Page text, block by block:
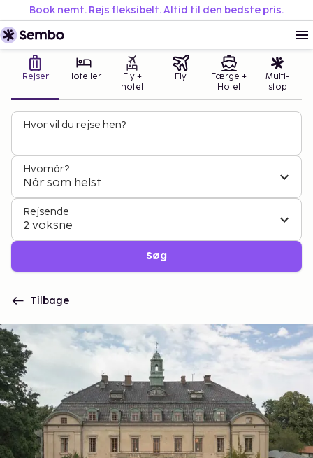
Book nemt. Rejs fleksibelt. Altid til den bedste pris.
Rejser Hoteller
Fly +
hotel
Fly
Færge +
Hotel
Multi-
stop
Hvor vil du rejse hen?
Hvornår?
Når som helst
Rejsende
2 voksne
Søg
Tilbage